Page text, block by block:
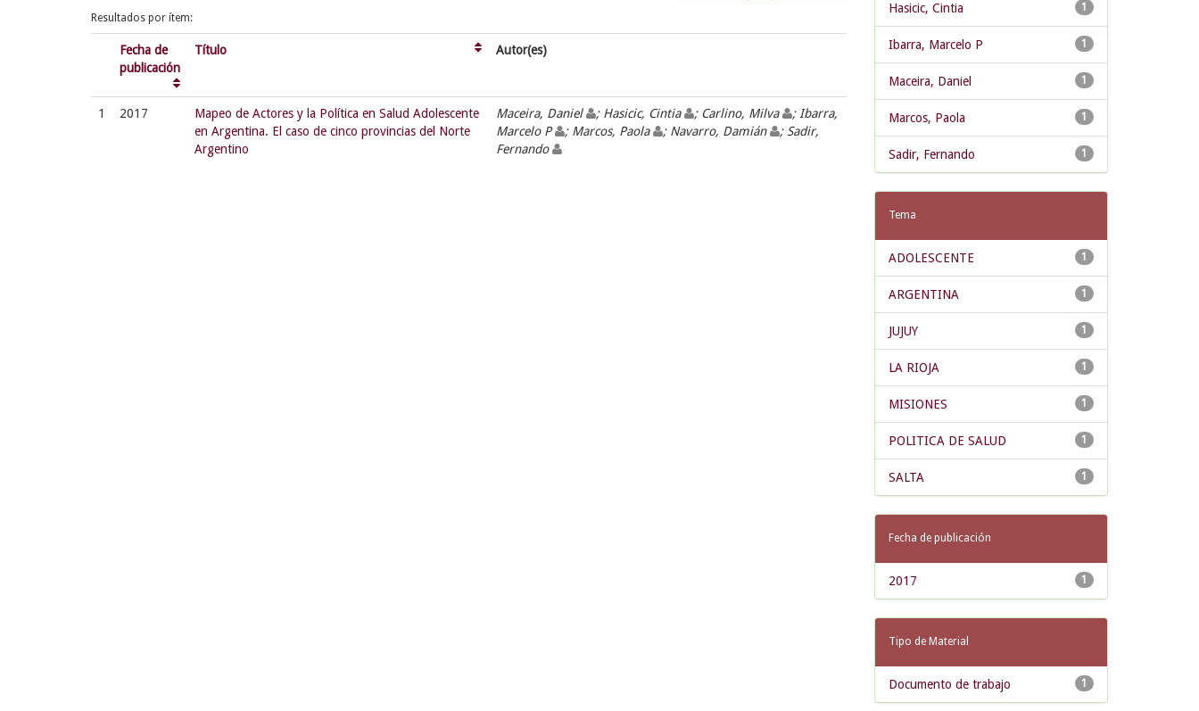
Resultados por ítem:
Fecha de
publicación
Título Autor(es)
1 2017
Mapeo de Actores y la Política en Salud Adolescente
en Argentina. El caso de cinco provincias del Norte
Argentino
Maceira, Daniel ; Hasicic, Cintia ; Carlino, Milva
; Ibarra,
Marcelo P
; Marcos, Paola ; Navarro, Damián
; Sadir,
Fernando
1
Hasicic, Cintia
1
Ibarra, Marcelo P
1
Maceira, Daniel
1
Marcos, Paola
1
Sadir, Fernando
Tema
1
ADOLESCENTE
1
ARGENTINA
1
JUJUY
1
LA RIOJA
1
MISIONES
1
POLITICA DE SALUD
1
SALTA
Fecha de publicación
1
2017
Tipo de Material
1
Documento de trabajo